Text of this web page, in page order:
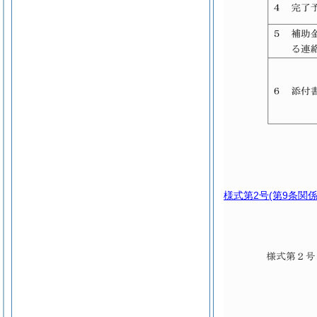
様式第2号(第9条関